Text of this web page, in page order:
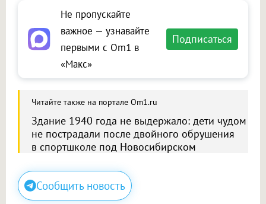
Не пропускайте
важное — узнавайте
первыми с Om1 в
«Макс»
Подписаться
Читайте также на портале Om1.ru
Здание 1940 года не выдержало: дети чудом
не пострадали после двойного обрушения
в спортшколе под Новосибирском
Сообщить новость